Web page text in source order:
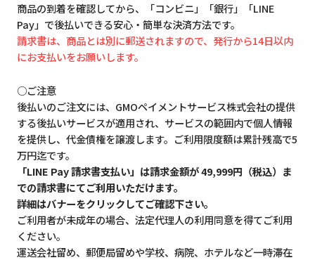
商品の到着を確認してから、「コンビニ」「銀行」「LINE
Pay」で後払いできる安心・簡単な決済方法です。
請求書は、商品とは別に郵送されますので、発行から14日以内
にお支払いをお願いします。
○ご注意
後払いのご注文には、GMOペイメントサービス株式会社の提供
する後払いサービスが適用され、サービスの範囲内で個人情報
を提供し、代金債権を譲渡します。ご利用限度額は累計残高で5
万円迄です。
「LINE Pay 請求書支払い」は請求金額が 49,999円（税込）ま
での請求書にてご利用いただけます。
詳細はバナーをクリックしてご確認下さい。
ご利用者が未成年の場合、法定代理人の利用同意を得てご利用
ください。
運送会社留め、郵便局留めや学校、病院、ホテルなど一時滞在